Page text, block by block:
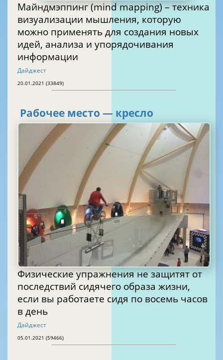
Майндмэппинг (mind mapping) – техника
визуализации мышления, которую
можно применять для создания новых
идей, анализа и упорядочивания
информации
Дайджест
20.01.2021 (33849)
Рабочее место — кресло
Физические упражнения не защитят от
последствий сидячего образа жизни,
если вы работаете сидя по восемь часов
в день
Дайджест
05.01.2021 (59466)